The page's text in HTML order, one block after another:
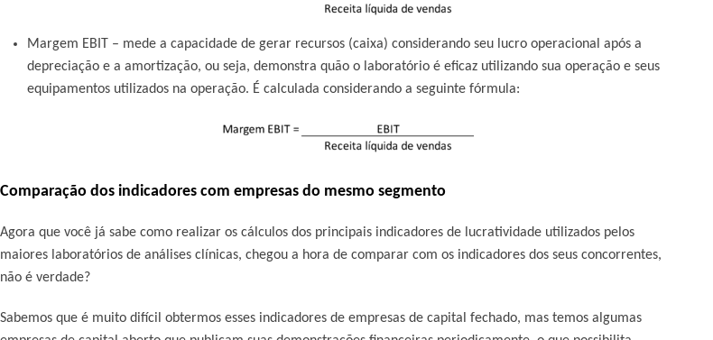
Margem EBIT
– mede a capacidade de gerar recursos (caixa) considerando seu lucro operacional após a
depreciação e a amortização, ou seja, demonstra quão o laboratório é eficaz utilizando sua operação e seus
equipamentos utilizados na operação. É calculada considerando a seguinte fórmula:
Comparação dos indicadores com empresas do mesmo segmento
Agora que você já sabe como realizar os cálculos dos principais indicadores de lucratividade utilizados pelos
maiores laboratórios de análises clínicas, chegou a hora de comparar com os indicadores dos seus concorrentes,
não é verdade?
Sabemos que é muito difícil obtermos esses indicadores de empresas de capital fechado, mas temos algumas